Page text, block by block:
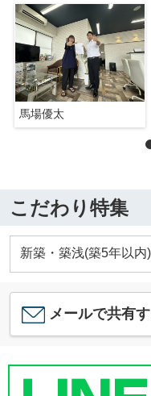
馬場優太
こだわり特集
新築・築浅(築5年以内
メールで共有